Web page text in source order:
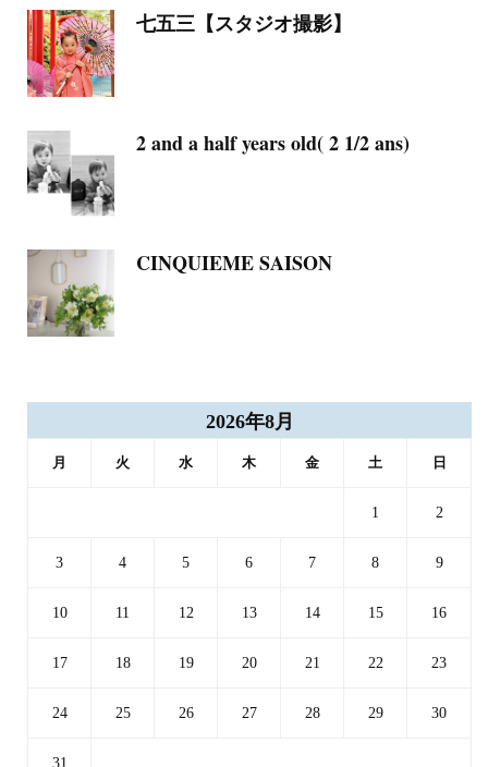
七五三【スタジオ撮影】
2 and a half years old( 2 1/2 ans)
CINQUIEME SAISON
2026年8月
月 火 水 木 金 土 日
1 2
3 4 5 6 7 8 9
10 11 12 13 14 15 16
17 18 19 20 21 22 23
24 25 26 27 28 29 30
31